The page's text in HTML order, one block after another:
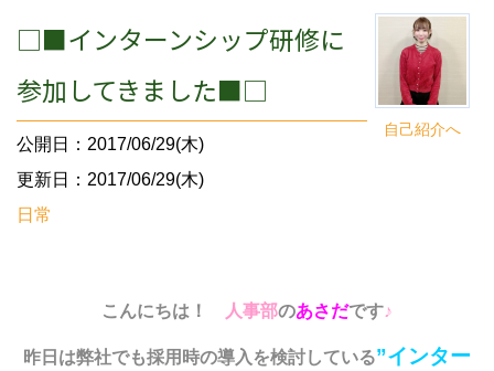
自己紹介へ
□■インターンシップ研修に
参加してきました■□
公開日：2017/06/29(木)
更新日：2017/06/29(木)
日常
こんにちは！ 人事部のあさだです♪
昨日は弊社でも採用時の導入を検討している”インター